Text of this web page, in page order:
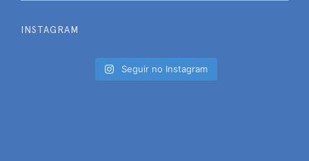
INSTAGRAM
Seguir no Instagram